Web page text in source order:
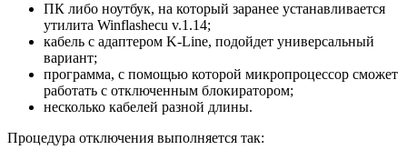
ПК либо ноутбук, на который заранее устанавливается
утилита Winflashecu v.1.14;
кабель с адаптером K-Line, подойдет универсальный
вариант;
программа, с помощью которой микропроцессор сможет
работать с отключенным блокиратором;
несколько кабелей разной длины.
Процедура отключения выполняется так: